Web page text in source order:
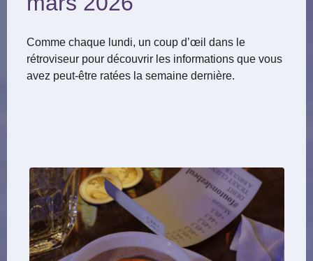
Comme chaque lundi, un coup d’œil dans le
rétroviseur pour découvrir les informations que vous
avez peut-être ratées la semaine dernière.